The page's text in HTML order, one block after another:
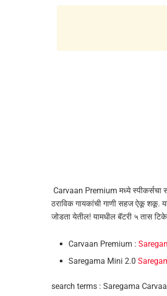
Carvaan Premium मध्ये स्पीकर्सचा
ठराविक गायकांची गाणी सहज ऐकू शकू.
जोडता येतील! यामधील बॅटरी ५ तास
Carvaan Premium :
Saregama Mini 2.0
search terms : Saregama